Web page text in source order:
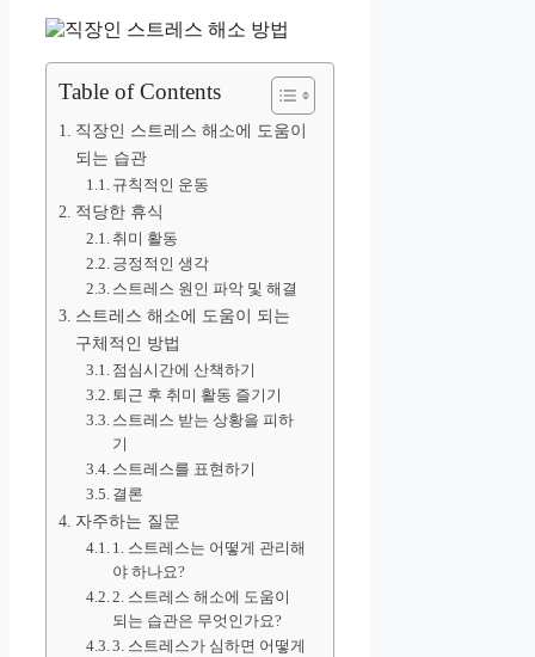
Table of Contents
직장인 스트레스 해소에 도움이
되는 습관
규칙적인 운동
적당한 휴식
취미 활동
긍정적인 생각
스트레스 원인 파악 및 해결
스트레스 해소에 도움이 되는
구체적인 방법
점심시간에 산책하기
퇴근 후 취미 활동 즐기기
스트레스 받는 상황을 피하
기
스트레스를 표현하기
결론
자주하는 질문
1. 스트레스는 어떻게 관리해
야 하나요?
2. 스트레스 해소에 도움이
되는 습관은 무엇인가요?
3. 스트레스가 심하면 어떻게